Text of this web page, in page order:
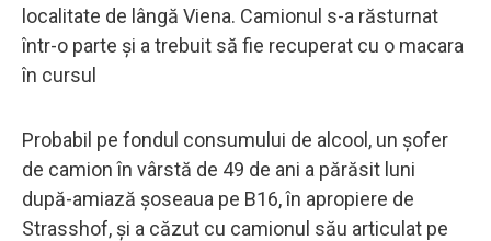
localitate de lângă Viena. Camionul s-a răsturnat
într-o parte și a trebuit să fie recuperat cu o macara
în cursul
Probabil pe fondul consumului de alcool, un șofer
de camion în vârstă de 49 de ani a părăsit luni
după-amiază șoseaua pe B16, în apropiere de
Strasshof, și a căzut cu camionul său articulat pe